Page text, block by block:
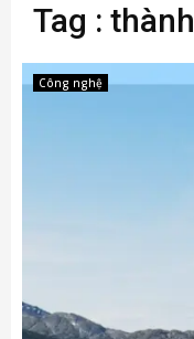
Tag : thành
Công nghệ